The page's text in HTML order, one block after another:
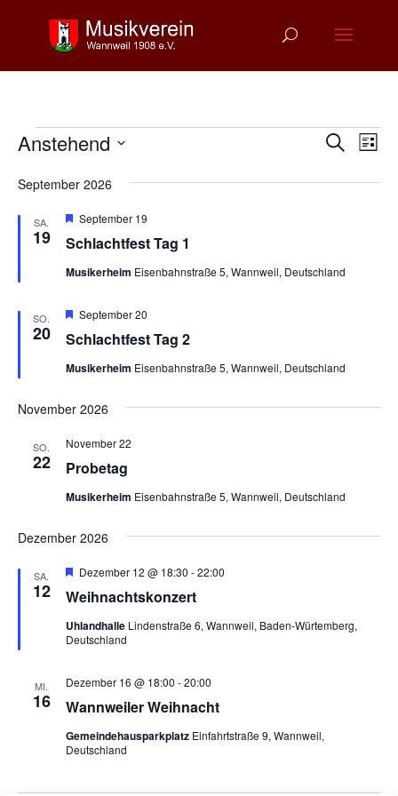
Veranstaltungen
und
SucheListe
Anstehend
wählen.
September 2026
SA.
19 Schlachtfest Tag 1
Hervorgehoben
September 19
Musikerheim Eisenbahnstraße 5, Wannweil, Deutschland
SO.
20 Schlachtfest Tag 2
Hervorgehoben
September 20
Musikerheim Eisenbahnstraße 5, Wannweil, Deutschland
November 2026
SO.
22 Probetag
November 22
Musikerheim Eisenbahnstraße 5, Wannweil, Deutschland
Dezember 2026
SA.
12 Weihnachtskonzert
Hervorgehoben
Dezember 12 @ 18:30 -22:00
Uhlandhalle Lindenstraße 6, Wannweil, Baden-Würtemberg,
Deutschland
MI.
16 Wannweiler Weihnacht
Dezember 16 @ 18:00 -20:00
Gemeindehausparkplatz Einfahrtstraße 9, Wannweil,
Deutschland